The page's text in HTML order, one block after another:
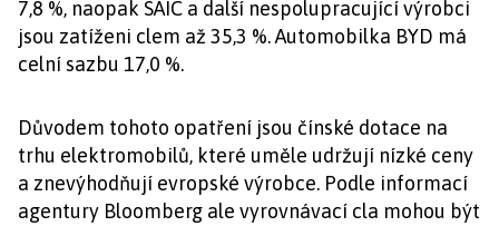
7,8 %, naopak SAIC a další nespolupracující výrobci
jsou zatíženi clem až 35,3 %. Automobilka BYD má
celní sazbu 17,0 %.
Důvodem tohoto opatření jsou čínské dotace na
trhu elektromobilů, které uměle udržují nízké ceny
a znevýhodňují evropské výrobce. Podle informací
agentury Bloomberg ale vyrovnávací cla mohou být